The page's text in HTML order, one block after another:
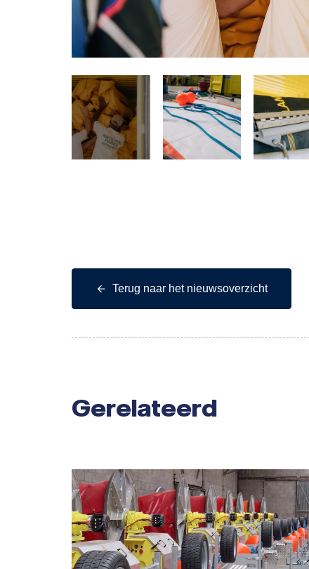
Terug naar het nieuwsoverzicht
Gerelateerd